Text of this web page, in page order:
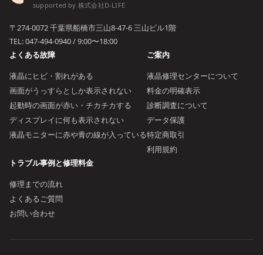
supported by 株式会社D-LIFE
〒274-0072 千葉県船橋市三山8-47-6 三山ビル1階
TEL:047-494-0940/ 9:00〜18:00
よくある故障
液晶にヒビ・割れがある
画面がうっすらとしか表示されない
起動時の画面が赤い・チカチカする
ディスプレイに何も表示されない
液晶モニターに赤や青の線が入っている
ご案内
液晶修理センターについて
料金の明確表示
診断調査について
データ保護
特定商取引
利用規約
トラブル事例と修理料金
修理までの流れ
よくあるご質問
お問い合わせ